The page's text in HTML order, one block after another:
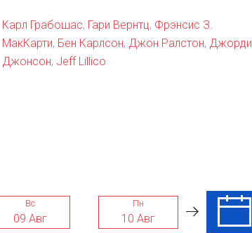
Карл Грабошас, Гари Вернтц, Фрэнсис З.
МакКарти, Бен Карлсон, Джон Ралстон, Джорди
Джонсон, Jeff Lillico
Вс
09 Авг
Пн
10 Авг
Вт